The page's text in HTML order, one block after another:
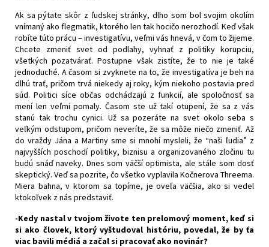
Ak sa pýtate skôr z ľudskej stránky, dlho som bol svojim okolím
vnímaný ako flegmatik, ktorého len tak hocičo nerozhodí. Keď však
robíte túto prácu – investigatívu, veľmi vás hnevá, v čom to žijeme.
Chcete zmeniť svet od podlahy, vyhnať z politiky korupciu,
všetkých pozatvárať. Postupne však zistíte, že to nie je také
jednoduché. A časom si zvyknete na to, že investigatíva je beh na
dlhú trať, pričom trvá niekedy aj roky, kým niekoho postavia pred
súd. Politici síce občas odchádzajú z funkcií, ale spoločnosť sa
mení len veľmi pomaly. Časom ste už takí otupení, že sa z vás
stanú tak trochu cynici. Už sa pozeráte na svet okolo seba s
veľkým odstupom, pričom neveríte, že sa môže niečo zmeniť. Až
do vraždy Jána a Martiny sme si mnohí mysleli, že “naši ľudia” z
najvyšších poschodí politiky, biznisu a organizovaného zločinu tu
budú snáď naveky. Dnes som väčší optimista, ale stále som dosť
skeptický. Veď sa pozrite, čo všetko vyplavila Kočnerova Threema.
Miera bahna, v ktorom sa topíme, je oveľa väčšia, ako si vedel
ktokoľvek z nás predstaviť.
-Kedy nastal v tvojom živote ten prelomový moment, keď si
si ako človek, ktorý vyštudoval históriu, povedal, že by ťa
viac bavili médiá a začal si pracovať ako novinár?